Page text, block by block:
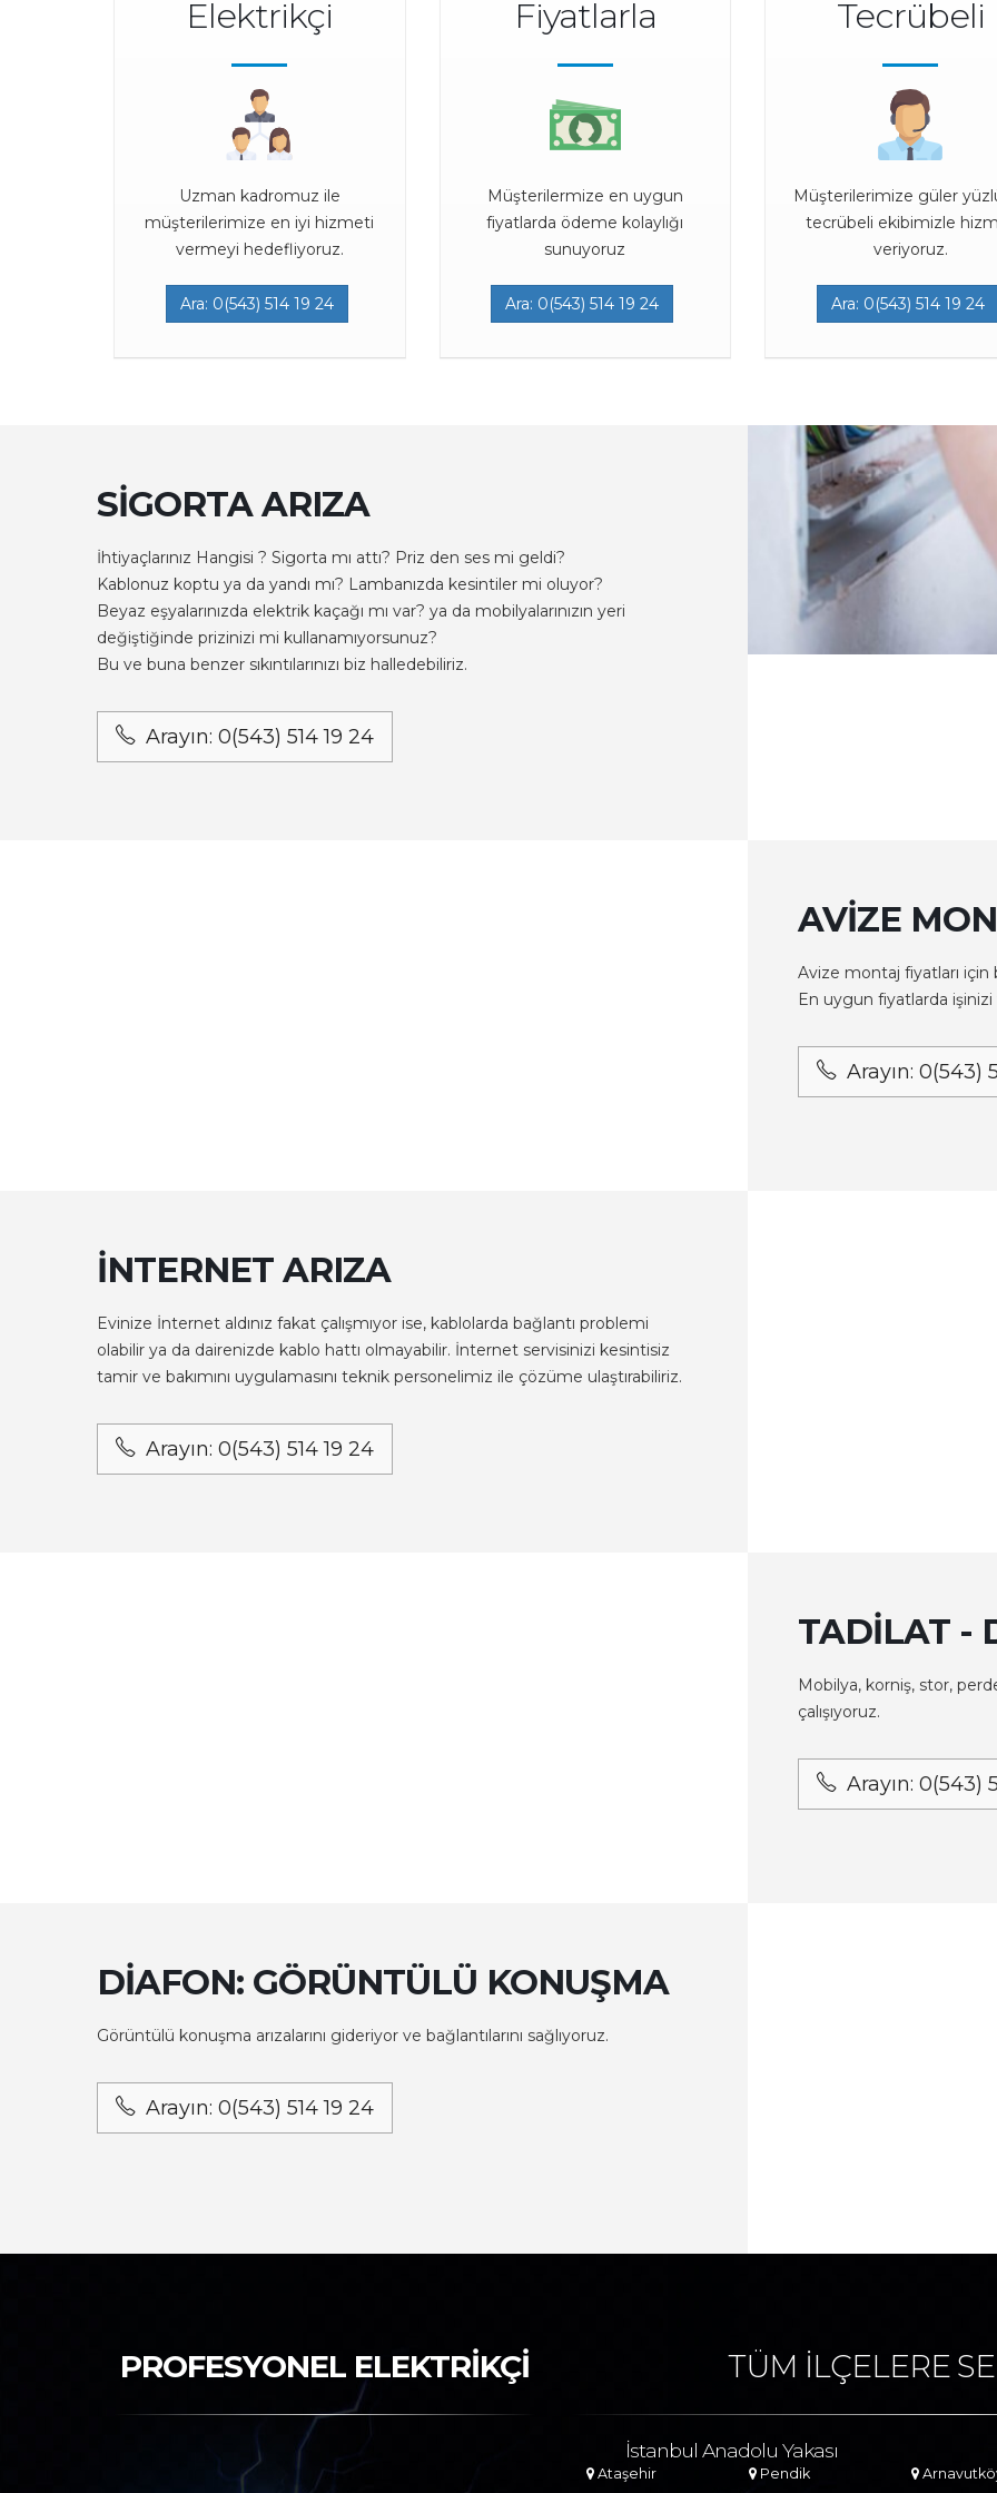
Elektrikçi
Uzman kadromuz ile
müşterilerimize en iyi hizmeti
vermeyi hedefliyoruz.
Ara: 0(543) 514 19 24
Fiyatlarla
Müşterilermize en uygun
fiyatlarda ödeme kolaylığı
sunuyoruz
Ara: 0(543) 514 19 24
Tecrübeli
Müşterilerimize güler
tecrübeli ekibimizle
veriyoruz.
Ara: 0(543) 514 19 24
SIGORTA ARIZA
İhtiyaçlarınız Hangisi ? Sigorta mı attı? Priz den ses mi geldi?
Kablonuz koptu ya da yandı mı? Lambanızda kesintiler mi oluyor?
Beyaz eşyalarınızda elektrik kaçağı mı var? ya da mobilyalarınızın yeri
değiştiğinde prizinizi mi kullanamıyorsunuz?
Bu ve buna benzer sıkıntılarınızı biz halledebiliriz.
Arayın: 0(543) 514 19 24
AVIZE
Avize montaj fiyatları için
En uygun fiyatlarda işinizi
Arayın: 0(543)
İNTERNET ARIZA
Evinize İnternet aldınız fakat çalışmıyor ise, kablolarda bağlantı problemi
olabilir ya da dairenizde kablo hattı olmayabilir. İnternet servisinizi kesintisiz
tamir ve bakımını uygulamasını teknik personelimiz ile çözüme ulaştırabiliriz.
Arayın: 0(543) 514 19 24
TADILAT -
Mobilya, korniş, stor,
çalışıyoruz.
Arayın: 0(543)
DIAFON: GÖRÜNTÜLÜ KONUŞMA
Görüntülü konuşma arızalarını gideriyor ve bağlantılarını sağlıyoruz.
Arayın: 0(543) 514 19 24
PROFESYONEL ELEKTRİKÇİ TÜM İLÇELERE
İstanbul Anadolu Yakası
Ataşehir
Pendik